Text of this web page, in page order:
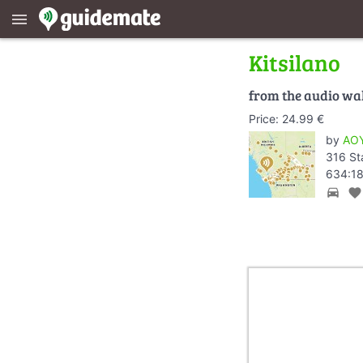
menu
Kitsilano
from the audio
Price: 24.99 €
by
316
directions_car favorite